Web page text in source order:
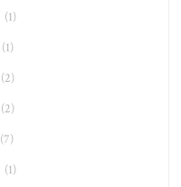
(1)
(1)
(2)
(2)
(7)
(1)